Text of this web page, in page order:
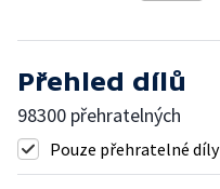
Přehled dílů
98300 přehratelných
Pouze přehratelné díly